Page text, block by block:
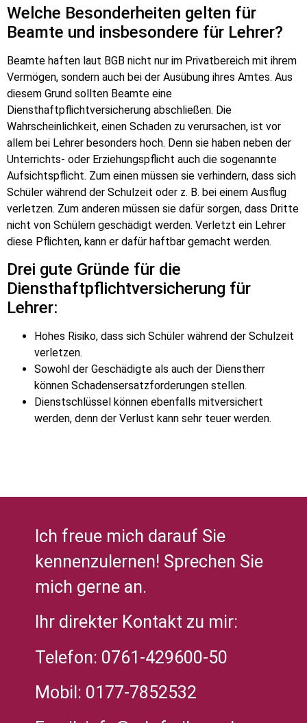
Welche Besonderheiten gelten für
Beamte und insbesondere für Lehrer?
Beamte haften laut BGB nicht nur im Privatbereich mit ihrem
Vermögen, sondern auch bei der Ausübung ihres Amtes. Aus
diesem Grund sollten Beamte eine
Diensthaftpflichtversicherung abschließen. Die
Wahrscheinlichkeit, einen Schaden zu verursachen, ist vor
allem bei Lehrer besonders hoch. Denn sie haben neben der
Unterrichts- oder Erziehungspflicht auch die sogenannte
Aufsichtspflicht. Zum einen müssen sie verhindern, dass sich
Schüler während der Schulzeit oder z. B. bei einem Ausflug
verletzen. Zum anderen müssen sie dafür sorgen, dass Dritte
nicht von Schülern geschädigt werden. Verletzt ein Lehrer
diese Pflichten, kann er dafür haftbar gemacht werden.
Drei gute Gründe für die
Diensthaftpflichtversicherung für
Lehrer:
Hohes Risiko, dass sich Schüler während der Schulzeit
verletzen.
Sowohl der Geschädigte als auch der Dienstherr
können Schadensersatzforderungen stellen.
Dienstschlüssel können ebenfalls mitversichert
werden, denn der Verlust kann sehr teuer werden.
Ich freue mich darauf Sie
kennenzulernen! Sprechen Sie
mich gerne an.
Ihr direkter Kontakt zu mir:
Telefon: 0761-429600-50
Mobil: 0177-7852532